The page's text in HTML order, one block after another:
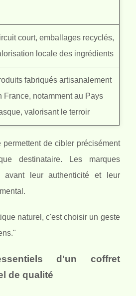
court, emballages recyclés,
locale des ingrédients
fabriqués artisanalement
France, notamment au Pays
valorisant le terroir
permettent de cibler précisément
destinataire. Les marques
avant leur authenticité et leur
naturel, c'est choisir un geste
d'un coffret
de qualité